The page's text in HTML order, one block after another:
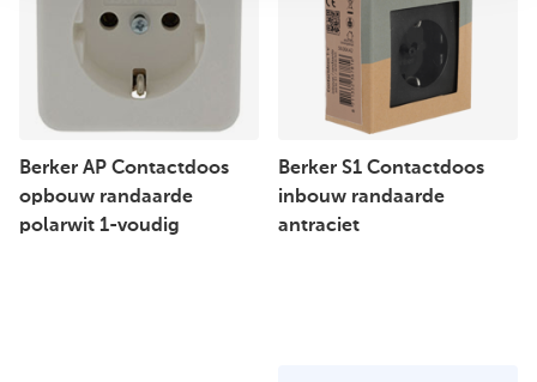
Berker AP Contactdoos
opbouw randaarde
polarwit 1-voudig
Berker S1 Contactdoos
inbouw randaarde
antraciet